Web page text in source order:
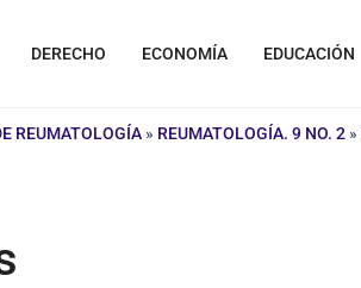
DERECHO ECONOMÍA EDUCACIÓN
REUMATOLOGÍA » REUMATOLOGÍA. 9 NO. 2 »